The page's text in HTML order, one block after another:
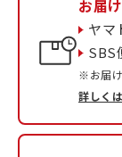
お届
ヤ
※お届け
詳しく